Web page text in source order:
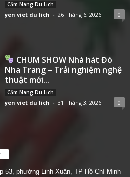
Cẩm Nang Du Lịch
yen viet du lich - 26 Tháng 6, 2026 0
CHUM SHOW Nhà hát Đó
Nha Trang – Trải nghiệm nghệ
thuật mới...
Cẩm Nang Du Lịch
yen viet du lich - 31 Tháng 3, 2026 0
53, phường Linh Xuân, TP Hồ Chí Minh